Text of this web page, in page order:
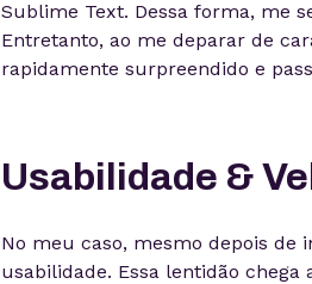
Sublime Text. Dessa forma, me
Entretanto, ao me deparar de
rapidamente surpreendido e
Usabilidade &
No meu caso, mesmo depois de
usabilidade. Essa lentidão